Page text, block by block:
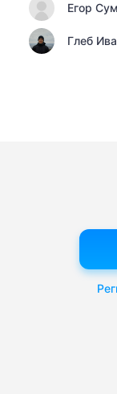
Егор
Глеб